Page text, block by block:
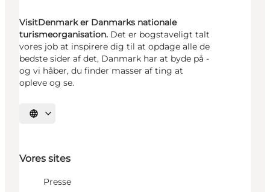
VisitDenmark er Danmarks nationale
turismeorganisation. Det er bogstaveligt talt
vores job at inspirere dig til at opdage alle de
bedste sider af det, Danmark har at byde på -
og vi håber, du finder masser af ting at
opleve og se.
Vælg sprog
Vores sites
Presse